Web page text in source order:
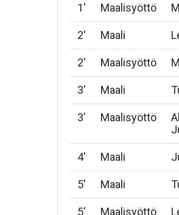
1' Maalisyöttö
2' Maali
2' Maalisyöttö
3' Maali
3' Maalisyöttö
4' Maali
5' Maali
5' Maalisyöttö